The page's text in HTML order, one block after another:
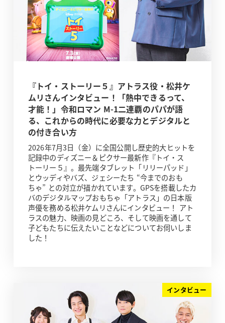
『トイ・ストーリー５』アトラス役・松井ケ
ムリさんインタビュー！「熱中できるって、
才能！」令和ロマン M-1二連覇のパパが語
る、これからの時代に必要な力とデジタルと
の付き合い方
2026年7月3日（金）に全国公開し歴史的大ヒットを
記録中のディズニー＆ピクサー最新作『トイ・ス
トーリー５』。最先端タブレット「リリーパッド」
とウッディやバズ、ジェシーたち “今までのおも
ちゃ” との対立が描かれています。GPSを搭載したカ
バのデジタルマップおもちゃ「アトラス」の日本版
声優を務める松井ケムリさんにインタビュー！ アト
ラスの魅力、映画の見どころ、そして映画を通して
子どもたちに伝えたいことなどについてお伺いしま
した！
インタビュー